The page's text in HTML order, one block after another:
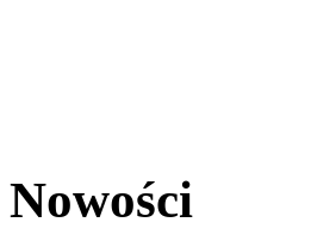
Nowości